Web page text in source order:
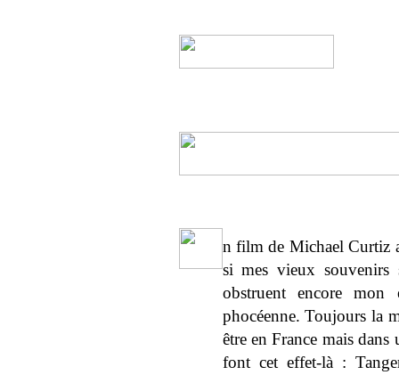
n film de Michael Curtiz
si mes vieux souvenirs
obstruent encore
phocéenne. Toujours la
être en France mais
font cet effet-là :